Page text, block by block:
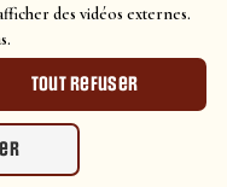
des vidéos externes.
Tout refuser